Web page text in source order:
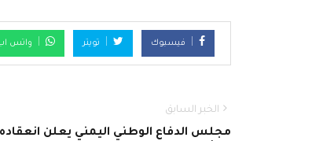
فيسبوك تويتر واتس
الخبر السابق
مجلس الدفاع الوطني اليمني يعلن انعقاده